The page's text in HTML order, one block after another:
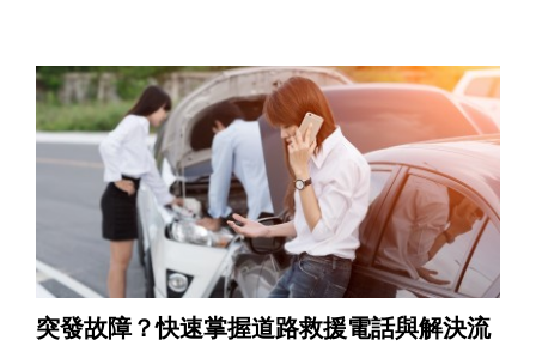
突發故障？快速掌握道路救援電話與解決流